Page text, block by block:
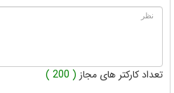
تعداد کارکتر های مجاز ( 200 )